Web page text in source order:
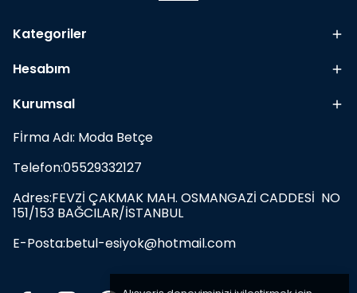
Kategoriler
Hesabım
Kurumsal
Fİrma Adı: Moda Betçe
Telefon:05529332127
Adres:FEVZİ ÇAKMAK MAH. OSMANGAZİ CADDESİ NO
151/153 BAĞCILAR/İSTANBUL
E-Posta:betul-esiyok@hotmail.com